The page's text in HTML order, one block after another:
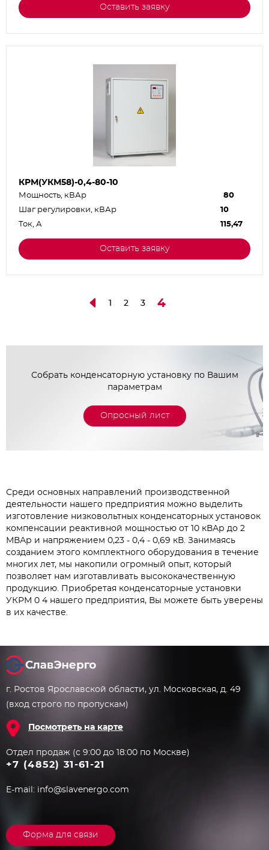
Оставить заявку
КРМ(УКМ58)-0,4-80-10
Мощность, кВАр
80
Шаг регулировки, кВАр
10
Ток, А
115,47
Оставить заявку
2 3 4
Собрать конденсаторную установку по Вашим
параметрам
Опросный лист
Среди основных направлений производственной
деятельности нашего предприятия можно выделить
изготовление низковольтных конденсаторных установок
компенсации реактивной мощностью от 10 кВАр до 2
МВАр и напряжением 0,23 - 0,4 - 0,69 кВ. Занимаясь
созданием этого комплектного оборудования в течение
многих лет, мы накопили огромный опыт, который
позволяет нам изготавливать высококачественную
продукцию. Приобретая конденсаторные установки
УКРМ 0 4 нашего предприятия, Вы можете быть уверены
в их качестве.
г. Ростов Ярославской области, ул. Московская, д. 49
(вход строго по пропускам)
Посмотреть на карте
Отдел продаж (с 9:00 до 18:00 по Москве)
+7 (4852) 31-61-21
E-mail: info@slavenergo.com
Форма для связи